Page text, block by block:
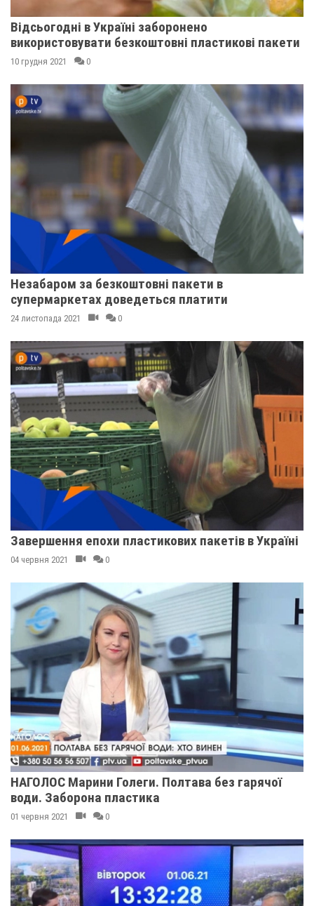
Відсьогодні в Україні заборонено
використовувати безкоштовні пластикові пакети
10 грудня 2021 0
Незабаром за безкоштовні пакети в
супермаркетах доведеться платити
24 листопада 2021 0
Завершення епохи пластикових пакетів в Україні
04 червня 2021 0
НАГОЛОС Марини Голеги. Полтава без гарячої
води. Заборона пластика
01 червня 2021 0